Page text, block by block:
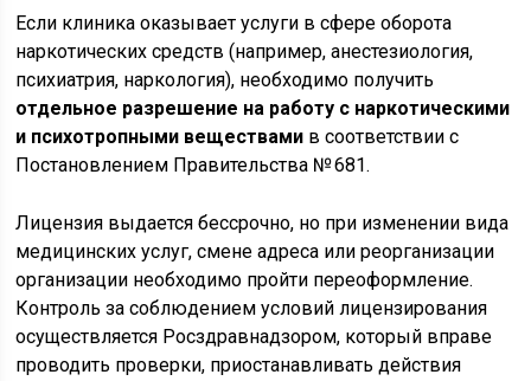
Если клиника оказывает услуги в сфере оборота
наркотических средств (например, анестезиология,
психиатрия, наркология), необходимо получить
отдельное разрешение на работу с наркотическими
и психотропными веществами в соответствии с
Постановлением Правительства № 681.
Лицензия выдается бессрочно, но при изменении вида
медицинских услуг, смене адреса или реорганизации
организации необходимо пройти переоформление.
Контроль за соблюдением условий лицензирования
осуществляется Росздравнадзором, который вправе
проводить проверки, приостанавливать действия